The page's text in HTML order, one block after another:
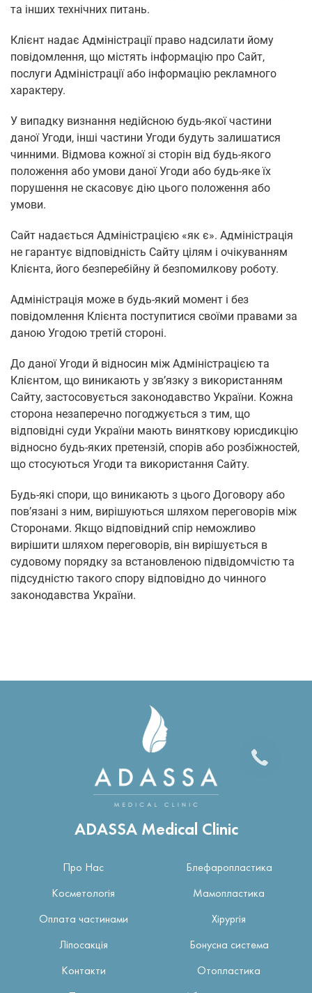
та інших технічних питань.
Клієнт надає Адміністрації право надсилати йому
повідомлення, що містять інформацію про Сайт,
послуги Адміністрації або інформацію рекламного
характеру.
У випадку визнання недійсною будь-якої частини
даної Угоди, інші частини Угоди будуть залишатися
чинними. Відмова кожної зі сторін від будь-якого
положення або умови даної Угоди або будь-яке їх
порушення не скасовує дію цього положення або
умови.
Сайт надається Адміністрацією «як є». Адміністрація
не гарантує відповідність Сайту цілям і очікуванням
Клієнта, його безперебійну й безпомилкову роботу.
Адміністрація може в будь-який момент і без
повідомлення Клієнта поступитися своїми правами за
даною Угодою третій стороні.
До даної Угоди й відносин між Адміністрацією та
Клієнтом, що виникають у зв’язку з використанням
Сайту, застосовується законодавство України. Кожна
сторона незаперечно погоджується з тим, що
відповідні суди України мають виняткову юрисдикцію
відносно будь-яких претензій, спорів або розбіжностей,
що стосуються Угоди та використання Сайту.
Будь-які спори, що виникають з цього Договору або
пов’язані з ним, вирішуються шляхом переговорів між
Сторонами. Якщо відповідний спір неможливо
вирішити шляхом переговорів, він вирішується в
судовому порядку за встановленою підвідомчістю та
підсудністю такого спору відповідно до чинного
законодавства України.
ADASSA Medical Clinic
Про Нас Блефаропластика
Косметологія Мамопластика
Оплата частинами Хірургія
Ліпосакція Бонусна система
Контакти Отопластика